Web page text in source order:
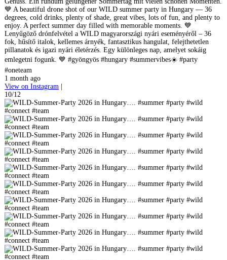
💙 A beautiful drone shot of our WILD summer party in Hungary — 36
degrees, cold drinks, plenty of shade, great vibes, lots of fun, and plenty to
enjoy. A perfect summer day filled with memorable moments. 💙
Lenyűgöző drónfelvétel a WILD magyarországi nyári eseményéről – 36
fok, hűsítő italok, kellemes árnyék, fantasztikus hangulat, felejthetetlen
pillanatok és igazi nyári életérzés. Egy különleges nap, amelyet sokáig
emlegetni fogunk. 💙 #gyöngyös #hungary #summervibes☀️ #party
#oneteam
1 month ago
View on Instagram |
10/12